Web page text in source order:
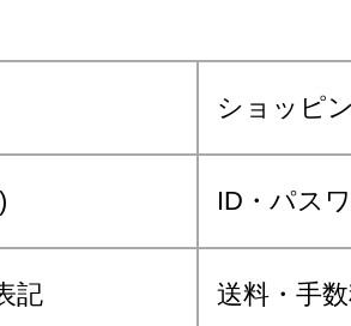
ショッピ
ID・パス
記 送料・手